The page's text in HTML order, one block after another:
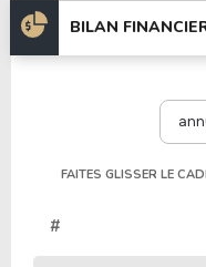
BILAN
FAITES GLISSER LE
#